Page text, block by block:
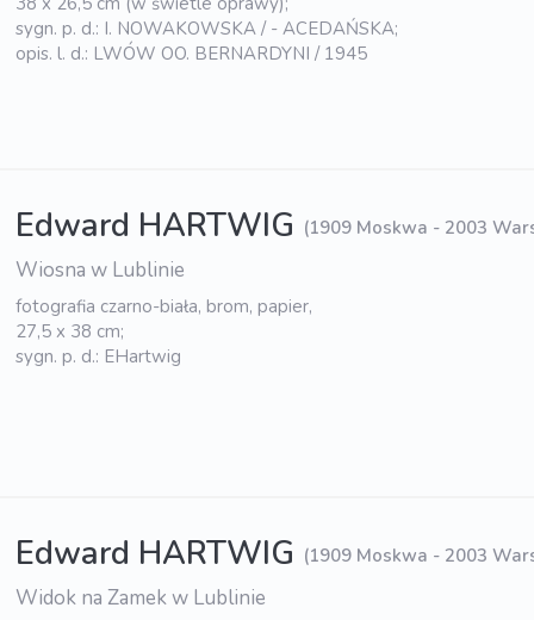
sygn. p. d.: I. NOWAKOWSKA / - ACEDAŃSKA;
opis. l. d.: LWÓW OO. BERNARDYNI / 1945
Edward HARTWIG (1909 Moskwa - 2003
Wiosna w Lublinie
fotografia czarno-biała, brom, papier,
27,5 x 38 cm;
sygn. p. d.: EHartwig
Edward HARTWIG (1909 Moskwa - 2003
Widok na Zamek w Lublinie